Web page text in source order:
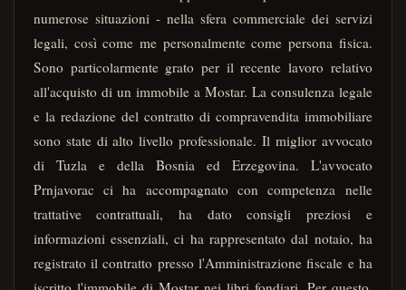
numerose situazioni - nella sfera commerciale dei servizi
legali, così come me personalmente come persona fisica.
Sono particolarmente grato per il recente lavoro relativo
all'acquisto di un immobile a Mostar. La consulenza legale
e la redazione del contratto di compravendita immobiliare
sono state di alto livello professionale. Il miglior avvocato
di Tuzla e della Bosnia ed Erzegovina. L'avvocato
Prnjavorac ci ha accompagnato con competenza nelle
trattative contrattuali, ha dato consigli preziosi e
informazioni essenziali, ci ha rappresentato dal notaio, ha
registrato il contratto presso l'Amministrazione fiscale e ha